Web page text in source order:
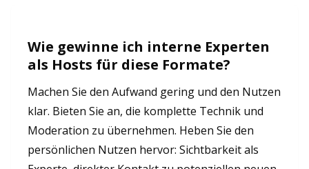
Wie gewinne ich interne Experten
als Hosts für diese Formate?
Machen Sie den Aufwand gering und den Nutzen
klar. Bieten Sie an, die komplette Technik und
Moderation zu übernehmen. Heben Sie den
persönlichen Nutzen hervor: Sichtbarkeit als